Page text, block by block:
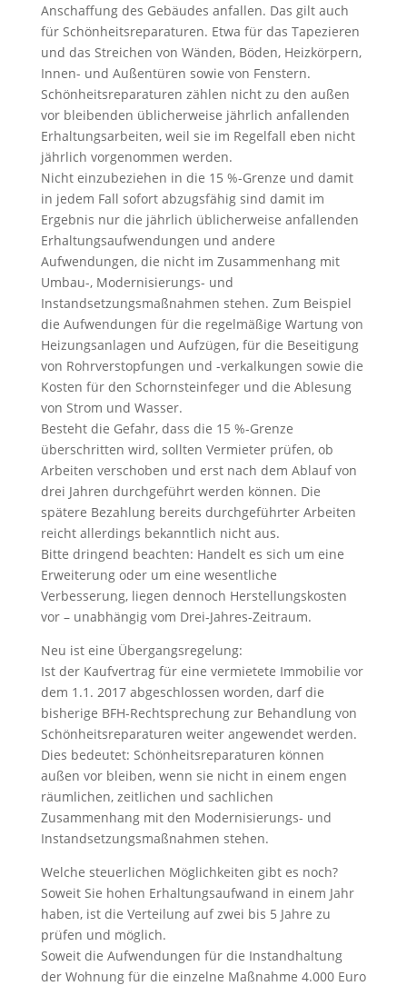
Anschaffung des Gebäudes anfallen. Das gilt auch
für Schönheitsreparaturen. Etwa für das Tapezieren
und das Streichen von Wänden, Böden, Heizkörpern,
Innen- und Außentüren sowie von Fenstern.
Schönheitsreparaturen zählen nicht zu den außen
vor bleibenden üblicherweise jährlich anfallenden
Erhaltungsarbeiten, weil sie im Regelfall eben nicht
jährlich vorgenommen werden.
Nicht einzubeziehen in die 15 %-Grenze und damit
in jedem Fall sofort abzugsfähig sind damit im
Ergebnis nur die jährlich üblicherweise anfallenden
Erhaltungsaufwendungen und andere
Aufwendungen, die nicht im Zusammenhang mit
Umbau-, Modernisierungs- und
Instandsetzungsmaßnahmen stehen. Zum Beispiel
die Aufwendungen für die regelmäßige Wartung von
Heizungsanlagen und Aufzügen, für die Beseitigung
von Rohrverstopfungen und -verkalkungen sowie die
Kosten für den Schornsteinfeger und die Ablesung
von Strom und Wasser.
Besteht die Gefahr, dass die 15 %-Grenze
überschritten wird, sollten Vermieter prüfen, ob
Arbeiten verschoben und erst nach dem Ablauf von
drei Jahren durchgeführt werden können. Die
spätere Bezahlung bereits durchgeführter Arbeiten
reicht allerdings bekanntlich nicht aus.
Bitte dringend beachten: Handelt es sich um eine
Erweiterung oder um eine wesentliche
Verbesserung, liegen dennoch Herstellungskosten
vor – unabhängig vom Drei-Jahres-Zeitraum.
Neu ist eine Übergangsregelung:
Ist der Kaufvertrag für eine vermietete Immobilie vor
dem 1.1. 2017 abgeschlossen worden, darf die
bisherige BFH-Rechtsprechung zur Behandlung von
Schönheitsreparaturen weiter angewendet werden.
Dies bedeutet: Schönheitsreparaturen können
außen vor bleiben, wenn sie nicht in einem engen
räumlichen, zeitlichen und sachlichen
Zusammenhang mit den Modernisierungs- und
Instandsetzungsmaßnahmen stehen.
Welche steuerlichen Möglichkeiten gibt es noch?
Soweit Sie hohen Erhaltungsaufwand in einem Jahr
haben, ist die Verteilung auf zwei bis 5 Jahre zu
prüfen und möglich.
Soweit die Aufwendungen für die Instandhaltung
der Wohnung für die einzelne Maßnahme 4.000 Euro